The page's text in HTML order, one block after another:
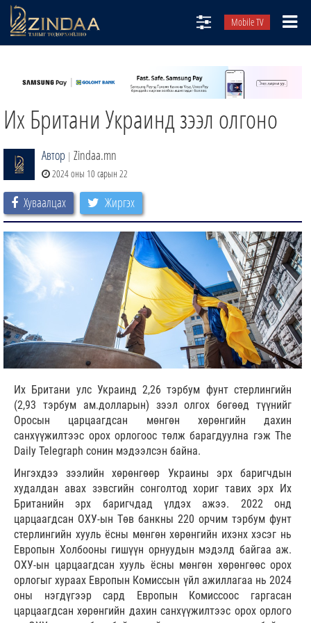
Mobile TV
ТВ8
ӨГЛӨӨНИЙ СОНИН
АУДИО ЗОХИОЛ
ЗИНДАА СЭТГҮҮЛ
Их Британи Украинд зээл олгоно
Автор | Zindaa.mn
2024 оны 10 сарын 22
Хуваалцах Жиргэх
Их Британи улс Украинд 2,26 тэрбум фунт стерлингийн
(2,93 тэрбум ам.долларын) зээл олгох бөгөөд түүнийг
Оросын царцаагдсан мөнгөн хөрөнгийн дахин
санхүүжилтээс орох орлогоос төлж барагдуулна гэж The
Daily Telegraph сонин мэдээлсэн байна.
Ингэхдээ зээлийн хөрөнгөөр Украины эрх баригчдын
худалдан авах зэвсгийн сонголтод хориг тавих эрх Их
Британийн эрх баригчдад үлдэх ажээ. 2022 онд
царцаагдсан ОХУ-ын Төв банкны 220 орчим тэрбум фунт
стерлингийн хууль ёсны мөнгөн хөрөнгийн ихэнх хэсэг нь
Европын Холбооны гишүүн орнуудын мэдэлд байгаа аж.
ОХУ-ын царцаагдсан хууль ёсны мөнгөн хөрөнгөөс орох
орлогыг хураах Европын Комиссын үйл ажиллагаа нь 2024
оны нэгдүгээр сард Европын Комиссоос гаргасан
царцаагдсан хөрөнгийн дахин санхүүжилтээс орох орлого